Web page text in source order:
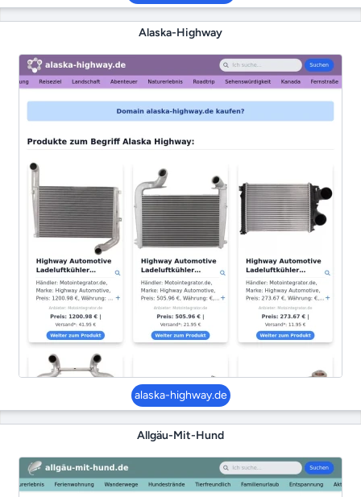
Alaska-Highway
alaska-highway.de
Allgäu-Mit-Hund